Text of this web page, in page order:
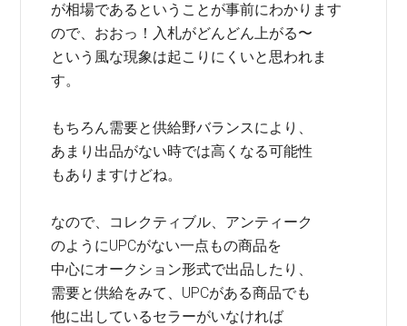
が相場であるということが事前にわかります
ので、おおっ！入札がどんどん上がる〜
という風な現象は起こりにくいと思われま
す。
もちろん需要と供給野バランスにより、
あまり出品がない時では高くなる可能性
もありますけどね。
なので、コレクティブル、アンティーク
のようにUPCがない一点もの商品を
中心にオークション形式で出品したり、
需要と供給をみて、UPCがある商品でも
他に出しているセラーがいなければ